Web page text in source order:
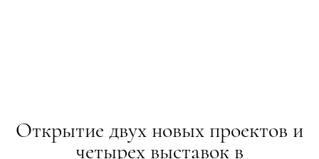
Открытие двух новых проектов и
четырех выставок в